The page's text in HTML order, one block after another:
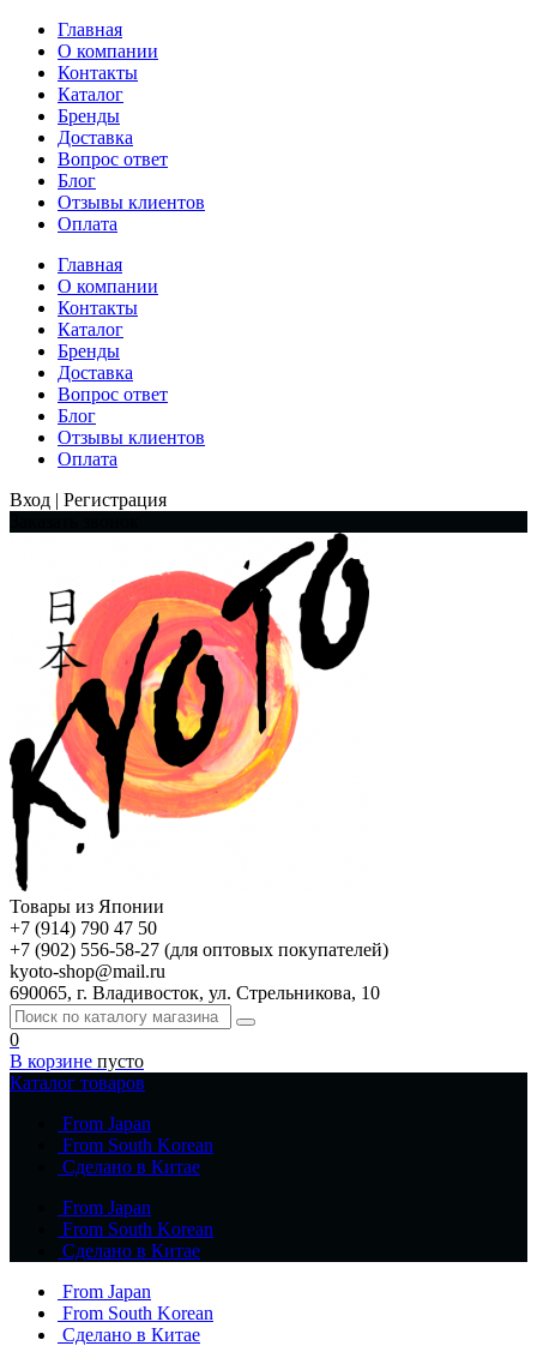
Главная
О компании
Контакты
Каталог
Бренды
Доставка
Вопрос ответ
Блог
Отзывы клиентов
Оплата
Главная
О компании
Контакты
Каталог
Бренды
Доставка
Вопрос ответ
Блог
Отзывы клиентов
Оплата
Вход | Регистрация
Товары из Японии
+7 (914) 790 47 50
+7 (902) 556-58-27 (для оптовых покупателей)
kyoto-shop@mail.ru
690065, г. Владивосток, ул. Стрельникова, 10
0
В корзине пусто
Каталог товаров
From Japan
From South Korean
Сделано в Китае
From Japan
From South Korean
Сделано в Китае
From Japan
From South Korean
Сделано в Китае